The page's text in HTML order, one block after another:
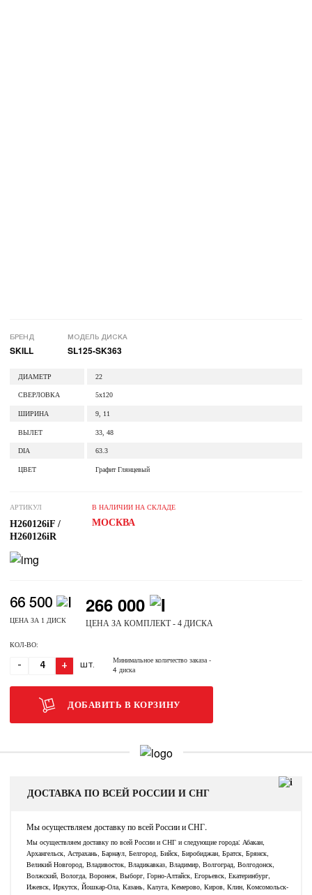
БРЕНД
SKILL
МОДЕЛЬ ДИСКА
SL125-SK363
ДИАМЕТР 22
СВЕРЛОВКА 5x120
ШИРИНА 9, 11
ВЫЛЕТ 33, 48
DIA 63.3
ЦВЕТ Графит Глянцевый
АРТИКУЛ
H260126iF /
H260126iR
В НАЛИЧИИ НА СКЛАДЕ
МОСКВА
66 500
ЦЕНА ЗА 1 ДИСК
266 000
ЦЕНА ЗА КОМПЛЕКТ - 4 ДИСКА
КОЛ-ВО:
- + ШТ.
Минимальное количество заказа-
4 диска
ДОБАВИТЬ В КОРЗИНУ
ДОСТАВКА ПО ВСЕЙ РОССИИ И СНГ
Мы осуществляем доставку по всей России и СНГ.
Мы осуществляем доставку по всей России и СНГ и следующие города: Абакан,
Архангельск, Астрахань, Барнаул, Белгород, Бийск, Биробиджан, Братск, Брянск,
Великий Новгород, Владивосток, Владикавказ, Владимир, Волгоград, Волгодонск,
Волжский, Вологда, Воронеж, Выборг, Горно-Алтайск, Егорьевск, Екатеринбург,
Ижевск, Иркутск, Йошкар-Ола, Казань, Калуга, Кемерово, Киров, Клин, Комсомольск-